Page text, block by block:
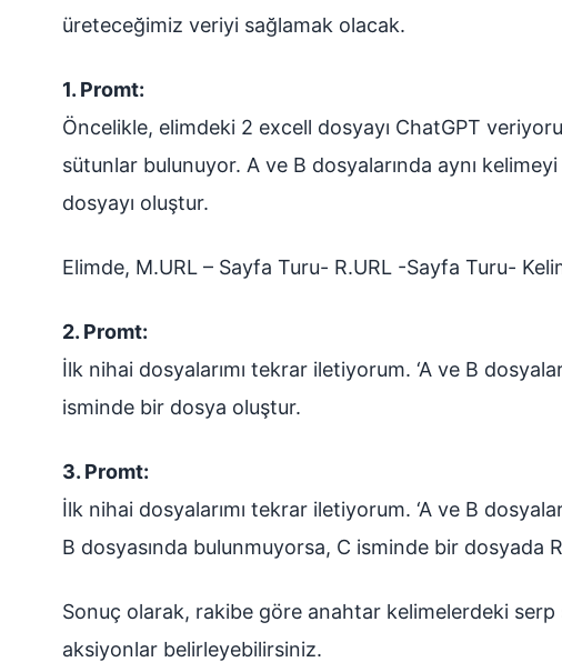
üreteceğimiz veriyi sağlamak olacak.
1. Promt:
Öncelikle, elimdeki 2 excell dosyayı ChatGPT
sütunlar bulunuyor. A ve B dosyalarında aynı
dosyayı oluştur.
Elimde, M.URL – Sayfa Turu- R.URL -Sayfa Turu-
2. Promt:
İlk nihai dosyalarımı tekrar iletiyorum. ‘A ve B
isminde bir dosya oluştur.
3. Promt:
İlk nihai dosyalarımı tekrar iletiyorum. ‘A ve B
B dosyasında bulunmuyorsa, C isminde bir dosyada
Sonuç olarak, rakibe göre anahtar kelimelerdeki serp
aksiyonlar belirleyebilirsiniz.